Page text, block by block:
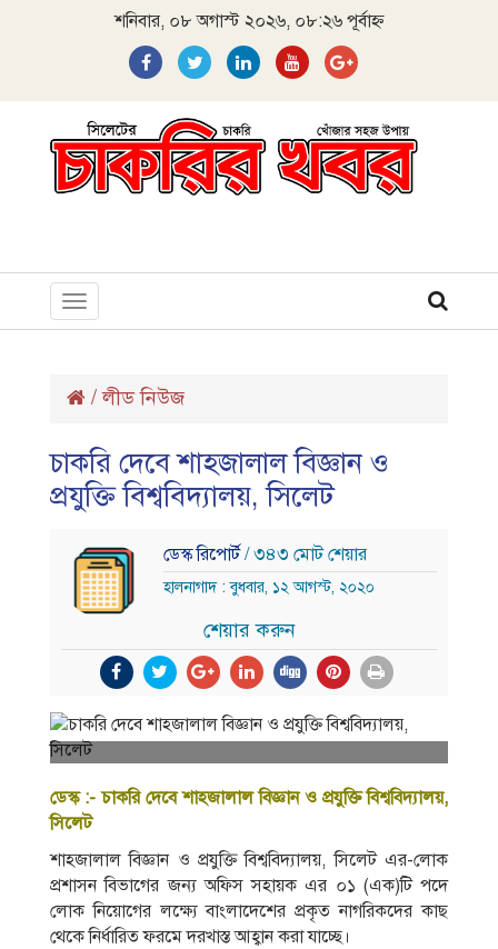
শনিবার, ০৮ অগাস্ট ২০২৬, ০৮:২৬ পূর্বাহ্ন
Toggle
navigation
/লীড নিউজ
চাকরি দেবে শাহজালাল বিজ্ঞান ও
প্রযুক্তি বিশ্ববিদ্যালয়, সিলেট
ডেস্ক রিপোর্ট/ ৩৪৩ মোট শেয়ার
হালনাগাদ : বুধবার, ১২ আগস্ট, ২০২০
শেয়ার করুন
ডেস্ক :- চাকরি দেবে শাহজালাল বিজ্ঞান ও প্রযুক্তি বিশ্ববিদ্যালয়,
সিলেট
শাহজালাল বিজ্ঞান ও প্রযুক্তি বিশ্ববিদ্যালয়, সিলেট এর-লােক
প্রশাসন বিভাগের জন্য অফিস সহায়ক এর ০১ (এক)টি পদে
লােক নিয়ােগের লক্ষ্যে বাংলাদেশের প্রকৃত নাগরিকদের কাছ
থেকে নির্ধারিত ফরমে দরখাস্ত আহ্বান করা যাচ্ছে।